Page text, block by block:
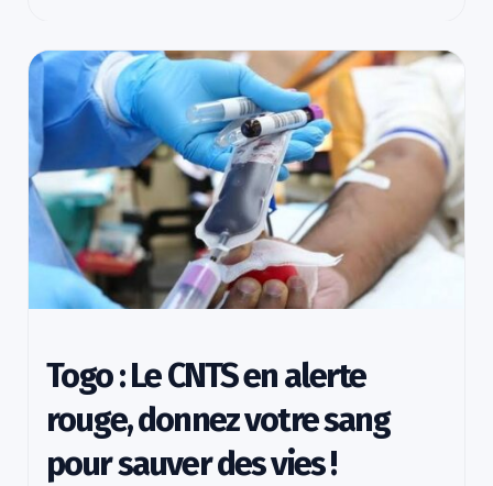
Togo : Le CNTS en alerte
rouge, donnez votre sang
pour sauver des vies !